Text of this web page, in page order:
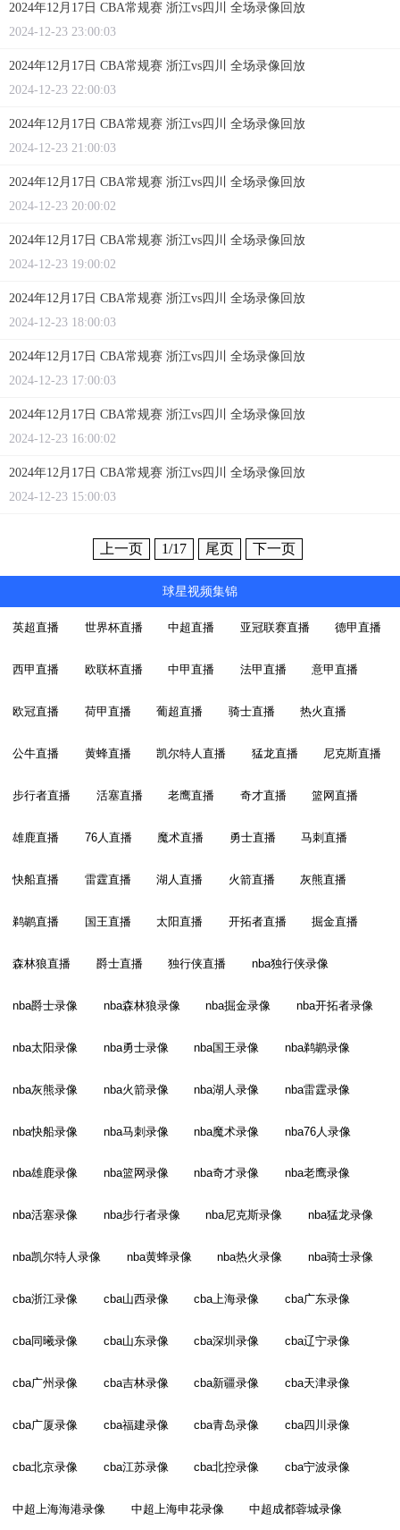
2024年12月17日 CBA常规赛 浙江vs四川 全场录像回放
2024-12-23 23:00:03
2024年12月17日 CBA常规赛 浙江vs四川 全场录像回放
2024-12-23 22:00:03
2024年12月17日 CBA常规赛 浙江vs四川 全场录像回放
2024-12-23 21:00:03
2024年12月17日 CBA常规赛 浙江vs四川 全场录像回放
2024-12-23 20:00:02
2024年12月17日 CBA常规赛 浙江vs四川 全场录像回放
2024-12-23 19:00:02
2024年12月17日 CBA常规赛 浙江vs四川 全场录像回放
2024-12-23 18:00:03
2024年12月17日 CBA常规赛 浙江vs四川 全场录像回放
2024-12-23 17:00:03
2024年12月17日 CBA常规赛 浙江vs四川 全场录像回放
2024-12-23 16:00:02
2024年12月17日 CBA常规赛 浙江vs四川 全场录像回放
2024-12-23 15:00:03
上一页 1/17 尾页 下一页
球星视频集锦
英超直播 世界杯直播 中超直播 亚冠联赛直播 德甲直播
西甲直播 欧联杯直播 中甲直播 法甲直播 意甲直播
欧冠直播 荷甲直播 葡超直播 骑士直播 热火直播
公牛直播 黄蜂直播 凯尔特人直播 猛龙直播 尼克斯直播
步行者直播 活塞直播 老鹰直播 奇才直播 篮网直播
雄鹿直播 76人直播 魔术直播 勇士直播 马刺直播
快船直播 雷霆直播 湖人直播 火箭直播 灰熊直播
鹈鹕直播 国王直播 太阳直播 开拓者直播 掘金直播
森林狼直播 爵士直播 独行侠直播 nba独行侠录像
nba爵士录像 nba森林狼录像 nba掘金录像 nba开拓者录像
nba太阳录像 nba勇士录像 nba国王录像 nba鹈鹕录像
nba灰熊录像 nba火箭录像 nba湖人录像 nba雷霆录像
nba快船录像 nba马刺录像 nba魔术录像 nba76人录像
nba雄鹿录像 nba篮网录像 nba奇才录像 nba老鹰录像
nba活塞录像 nba步行者录像 nba尼克斯录像 nba猛龙录像
nba凯尔特人录像 nba黄蜂录像 nba热火录像 nba骑士录像
cba浙江录像 cba山西录像 cba上海录像 cba广东录像
cba同曦录像 cba山东录像 cba深圳录像 cba辽宁录像
cba广州录像 cba吉林录像 cba新疆录像 cba天津录像
cba广厦录像 cba福建录像 cba青岛录像 cba四川录像
cba北京录像 cba江苏录像 cba北控录像 cba宁波录像
中超上海海港录像 中超上海申花录像 中超成都蓉城录像